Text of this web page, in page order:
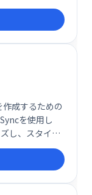
成するための
を使用し
し、スタイル